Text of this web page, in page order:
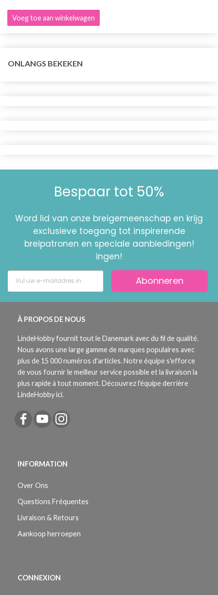
Voeg toe aan winkelwagen
ONLANGS BEKEKEN
Bespaar tot 50%
Word lid van onze breigemeenschap en krijg
exclusieve toegang tot inspirerende
breipatronen en speciale aanbiedingen!
ingen!
Abonneren
À PROPOS DE NOUS
LindeHobby fournit tout le Danemark avec du fil de qualité.
Nous avons une large gamme de marques populaires avec
plus de 15 000 numéros d'articles. Notre équipe s'efforce
de vous fournir le meilleur service possible et la livraison la
plus rapide à tout moment. Découvrez l'équipe derrière
LindeHobby ici.
INFORMATION
Over Ons
Questions Fréquentes
Livraison & Retours
Aankoop herroepen
CONNEXION